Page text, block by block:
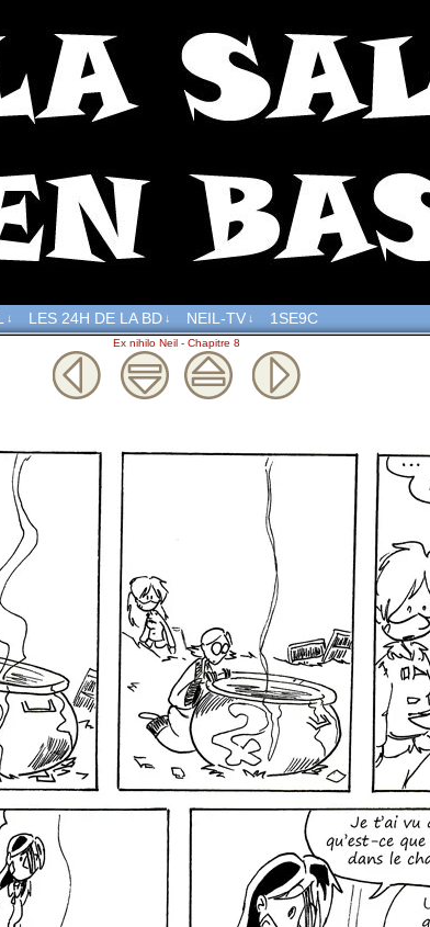
↓ LES 24H DE LA BD ↓ NEIL-TV ↓ 1SE9C
Ex nihilo Neil - Chapitre 8